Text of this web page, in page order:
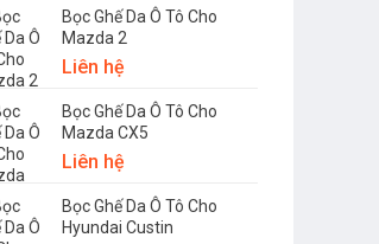
Bọc Ghế Da Ô Tô Cho
Mazda 2
Liên hệ
Bọc Ghế Da Ô Tô Cho
Mazda CX5
Liên hệ
Bọc Ghế Da Ô Tô Cho
Hyundai Custin